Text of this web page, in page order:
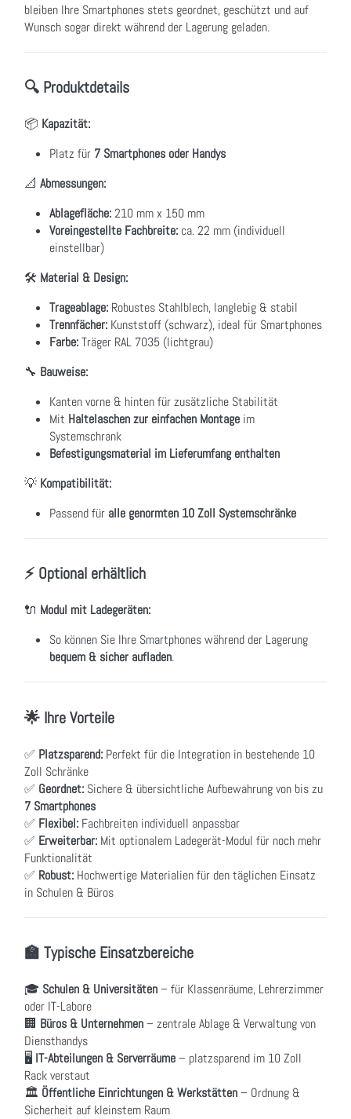
bleiben Ihre Smartphones stets geordnet, geschützt und auf
Wunsch sogar direkt während der Lagerung geladen.
🔍 Produktdetails
📦 Kapazität:
Platz für 7 Smartphones oder Handys
📐 Abmessungen:
Ablagefläche:210 mm x 150 mm
Voreingestellte Fachbreite: ca. 22 mm (individuell
einstellbar)
🛠 Material & Design:
Trageablage: Robustes Stahlblech, langlebig & stabil
Trennfächer: Kunststoff (schwarz), ideal für Smartphones
Farbe:Träger RAL 7035 (lichtgrau)
🔧 Bauweise:
Kanten vorne & hinten für zusätzliche Stabilität
Mit Haltelaschen zur einfachen Montage im
Systemschrank
Befestigungsmaterial im Lieferumfang enthalten
💡 Kompatibilität:
Passend für alle genormten 10 Zoll Systemschränke
⚡ Optional erhältlich
🔌 Modul mit Ladegeräten:
So können Sie Ihre Smartphones während der Lagerung
bequem & sicher aufladen.
🌟 Ihre Vorteile
✅ Platzsparend: Perfekt für die Integration in bestehende 10
Zoll Schränke
✅ Geordnet: Sichere & übersichtliche Aufbewahrung von bis zu
7 Smartphones
✅ Flexibel: Fachbreiten individuell anpassbar
✅ Erweiterbar: Mit optionalem Ladegerät-Modul für noch mehr
Funktionalität
✅ Robust: Hochwertige Materialien für den täglichen Einsatz
in Schulen & Büros
🏫 Typische Einsatzbereiche
🎓 Schulen & Universitäten– für Klassenräume, Lehrerzimmer
oder IT-Labore
🏢 Büros & Unternehmen– zentrale Ablage & Verwaltung von
Diensthandys
🖥 IT-Abteilungen & Serverräume– platzsparend im 10 Zoll
Rack verstaut
🏛 Öffentliche Einrichtungen & Werkstätten– Ordnung &
Sicherheit auf kleinstem Raum